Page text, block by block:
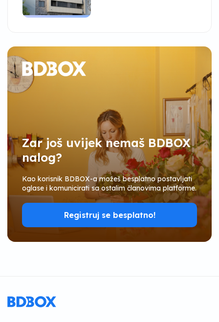
Zar još uvijek nemaš BDBOX
nalog?
Kao korisnik BDBOX-a možeš besplatno postavljati
oglase i komunicirati sa ostalim članovima platforme.
Registruj se besplatno!